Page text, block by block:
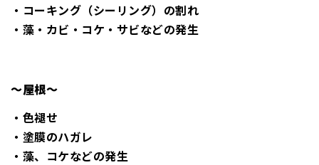
・コーキング（シーリング）の割れ
・藻・カビ・コケ・サビなどの発生
～屋根～
・色褪せ
・塗膜のハガレ
・藻、コケなどの発生